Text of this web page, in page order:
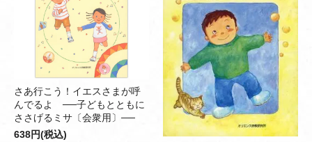
さあ行こう！イエスさまが呼
んでるよ ──子どもとともに
ささげるミサ〔会衆用〕──
638円(税込)